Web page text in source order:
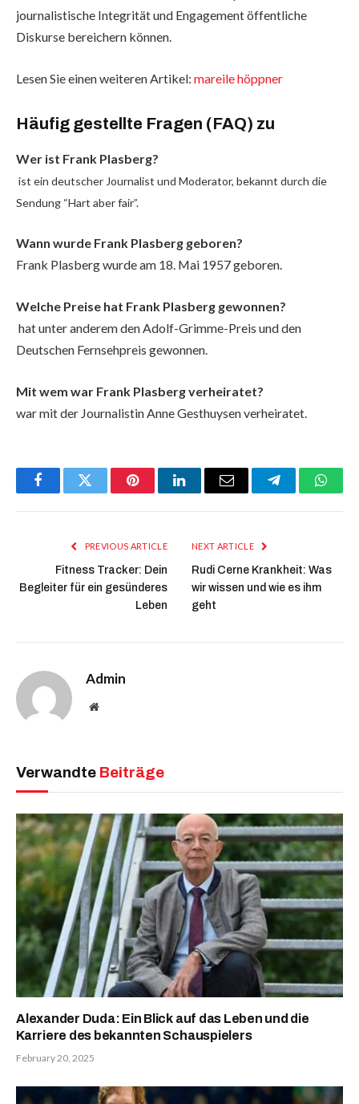
journalistische Integrität und Engagement öffentliche
Diskurse bereichern können.
Lesen Sie einen weiteren Artikel: mareile höppner
Häufig gestellte Fragen (FAQ) zu
Wer ist Frank Plasberg?
ist ein deutscher Journalist und Moderator, bekannt durch die
Sendung “Hart aber fair”.
Wann wurde Frank Plasberg geboren?
Frank Plasberg wurde am 18. Mai 1957 geboren.
Welche Preise hat Frank Plasberg gewonnen?
hat unter anderem den Adolf-Grimme-Preis und den
Deutschen Fernsehpreis gewonnen.
Mit wem war Frank Plasberg verheiratet?
war mit der Journalistin Anne Gesthuysen verheiratet.
FacebookTwitter PinterestLinkedInEmail Telegram
PREVIOUS ARTICLE
Fitness Tracker: Dein
Begleiter für ein gesünderes
Leben
NEXT ARTICLE
Rudi Cerne Krankheit: Was
wir wissen und wie es ihm
geht
Admin
Website
Verwandte Beiträge
Alexander Duda: Ein Blick auf das Leben und die
Karriere des bekannten Schauspielers
February 20, 2025